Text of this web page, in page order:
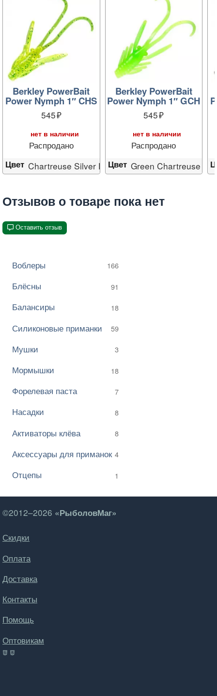
Berkley PowerBait
Power Nymph 1″ CHS
545
нет в наличии
Распродано
Цвет Chartreuse Silver Fleck
Berkley PowerBait
Power Nymph 1″ GCH
545
нет в наличии
Распродано
Цвет Green Chartreuse
Отзывов о товаре пока нет
Оставить отзыв
Воблеры 166
Блёсны 91
Балансиры 18
Силиконовые приманки 59
Мушки 3
Мормышки 18
Форелевая паста 7
Насадки 8
Активаторы клёва 8
Аксессуары для приманок 4
Отцепы 1
©2012–2026 «РыболовМаг»
Скидки
Оплата
Доставка
Контакты
Помощь
Оптовикам